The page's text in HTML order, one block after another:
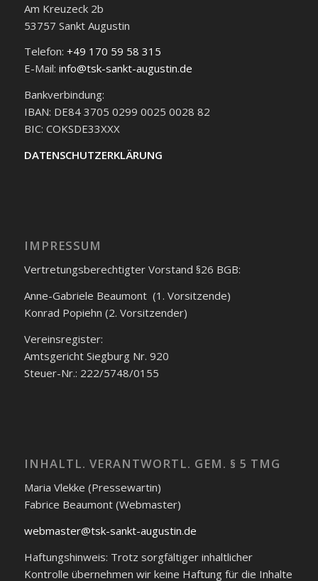
Am Kreuzeck 2b
53757 Sankt Augustin
Telefon: +49 170 59 58 315
E-Mail: info@tsk-sankt-augustin.de
Bankverbindung:
IBAN: DE84 3705 0299 0025 0028 82
BIC: COKSDE33XXX
DATENSCHUTZERKLÄRUNG
IMPRESSUM
Vertretungsberechtigter Vorstand §26 BGB:
Anne-Gabriele Beaumont (1. Vorsitzende)
Konrad Popiehn (2. Vorsitzender)
Vereinsregister:
Amtsgericht Siegburg Nr. 920
Steuer-Nr.: 222/5748/0155
INHALTL. VERANTWORTL. GEM. § 5 TMG
Maria Vlekke (Pressewartin)
Fabrice Beaumont (Webmaster)
webmaster@tsk-sankt-augustin.de
Haftungshinweis: Trotz sorgfältiger inhaltlicher
Kontrolle übernehmen wir keine Haftung für die Inhalte